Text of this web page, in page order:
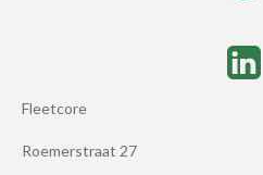
Fleetcore
Roemerstraat 27